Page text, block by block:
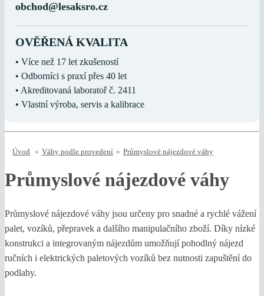
obchod@lesaksro.cz
OVĚŘENÁ KVALITA
• Více než 17 let zkušeností
• Odborníci s praxí přes 40 let
• Akreditovaná laboratoř č. 2411
• Vlastní výroba, servis a kalibrace
Úvod » Váhy podle provedení » Průmyslové nájezdové váhy
Průmyslové nájezdové váhy
Průmyslové nájezdové váhy jsou určeny pro snadné a rychlé vážení
palet, vozíků, přepravek a dalšího manipulačního zboží. Díky nízké
konstrukci a integrovaným nájezdům umožňují pohodlný nájezd
ručních i elektrických paletových vozíků bez nutnosti zapuštění do
podlahy.